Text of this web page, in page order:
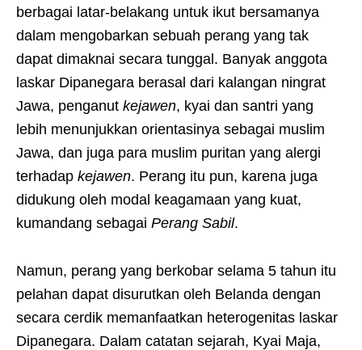
berbagai latar-belakang untuk ikut bersamanya
dalam mengobarkan sebuah perang yang tak
dapat dimaknai secara tunggal. Banyak anggota
laskar Dipanegara berasal dari kalangan ningrat
Jawa, penganut kejawen, kyai dan santri yang
lebih menunjukkan orientasinya sebagai muslim
Jawa, dan juga para muslim puritan yang alergi
terhadap kejawen. Perang itu pun, karena juga
didukung oleh modal keagamaan yang kuat,
kumandang sebagai Perang Sabil.
Namun, perang yang berkobar selama 5 tahun itu
pelahan dapat disurutkan oleh Belanda dengan
secara cerdik memanfaatkan heterogenitas laskar
Dipanegara. Dalam catatan sejarah, Kyai Maja,